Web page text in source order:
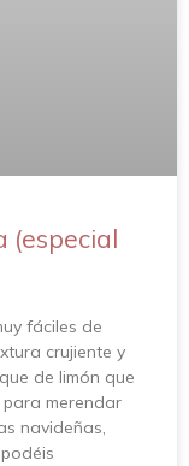
(especial
fáciles de
crujiente y
de limón que
merendar
navideñas,